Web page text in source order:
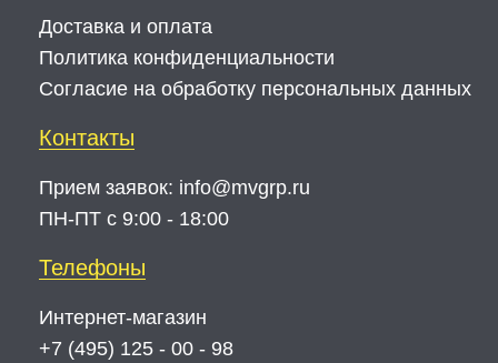
Доставка и оплата
Политика конфиденциальности
Согласие на обработку персональных данных
Контакты
Прием заявок: info@mvgrp.ru
ПН-ПТ с 9:00 - 18:00
Телефоны
Интернет-магазин
+7 (495) 125 - 00 - 98